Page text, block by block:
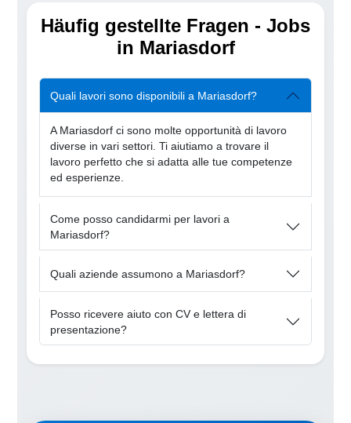
Häufig gestellte Fragen - Jobs
in Mariasdorf
Quali lavori sono disponibili a Mariasdorf?
A Mariasdorf ci sono molte opportunità di lavoro
diverse in vari settori. Ti aiutiamo a trovare il
lavoro perfetto che si adatta alle tue competenze
ed esperienze.
Come posso candidarmi per lavori a
Mariasdorf?
Quali aziende assumono a Mariasdorf?
Posso ricevere aiuto con CV e lettera di
presentazione?